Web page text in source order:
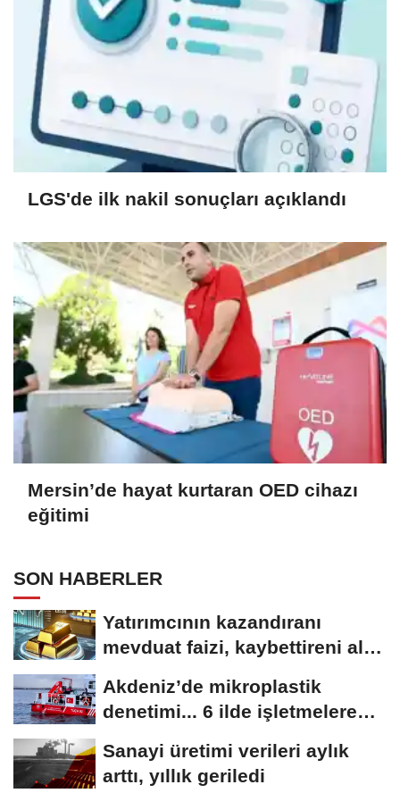
LGS'de ilk nakil sonuçları açıklandı
Mersin’de hayat kurtaran OED cihazı
eğitimi
SON HABERLER
Yatırımcının kazandıranı
mevduat faizi, kaybettireni altın
Akdeniz’de mikroplastik
denetimi... 6 ilde işletmelere
Sanayi üretimi verileri aylık
arttı, yıllık geriledi